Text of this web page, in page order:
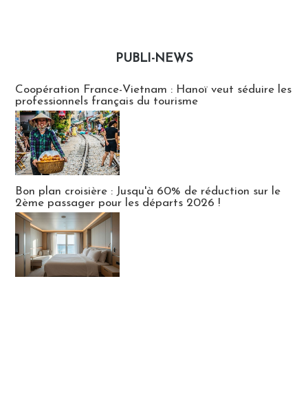
PUBLI-NEWS
Coopération France-Vietnam : Hanoï veut séduire les
professionnels français du tourisme
Bon plan croisière : Jusqu'à 60% de réduction sur le
2ème passager pour les départs 2026 !